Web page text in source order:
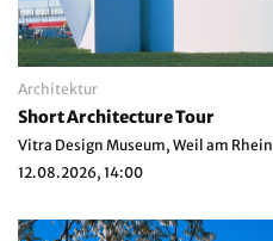
Architektur
Short Architecture Tour
Vitra Design Museum, Weil am Rhein
12.08.2026, 14:00